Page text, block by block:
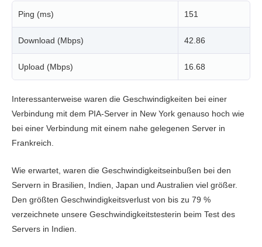
Ping (ms) 151
Download (Mbps) 42.86
Upload (Mbps) 16.68
Interessanterweise waren die Geschwindigkeiten bei einer
Verbindung mit dem PIA-Server in New York genauso hoch wie
bei einer Verbindung mit einem nahe gelegenen Server in
Frankreich.
Wie erwartet, waren die Geschwindigkeitseinbußen bei den
Servern in Brasilien, Indien, Japan und Australien viel größer.
Den größten Geschwindigkeitsverlust von bis zu 79 %
verzeichnete unsere Geschwindigkeitstesterin beim Test des
Servers in Indien.